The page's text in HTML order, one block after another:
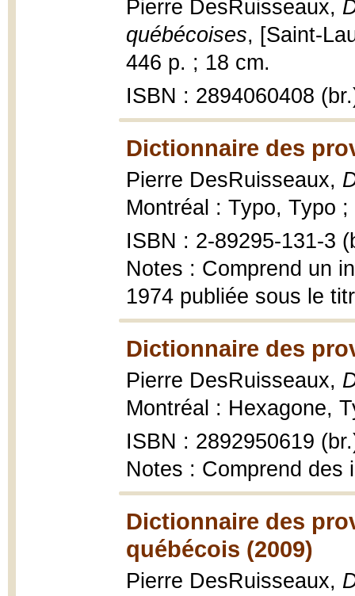
Pierre DesRuisseaux,
québécoises, [Saint-
446 p. ; 18 cm.
ISBN : 2894060408
Dictionnaire des
Pierre DesRuisseaux,
Montréal : Typo, Typo
ISBN : 2-89295-131-3
Notes : Comprend un
1974 publiée sous le
Dictionnaire des
Pierre DesRuisseaux,
Montréal : Hexagone,
ISBN : 2892950619
Notes : Comprend des
Dictionnaire des
québécois (2009)
Pierre DesRuisseaux,